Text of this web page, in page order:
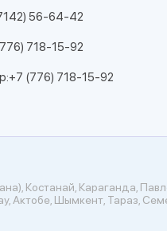
56-64-42
718-15-92
+7 (776) 718-15-92
Костанай, Караганда,
Актобе, Шымкент, Тараз,